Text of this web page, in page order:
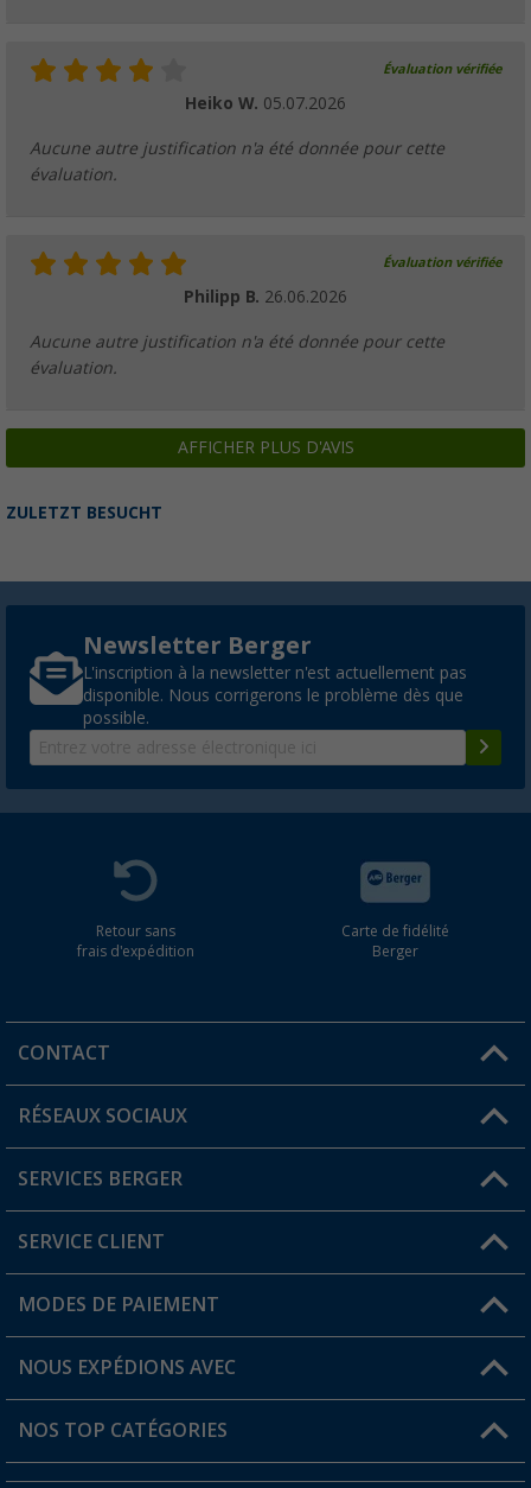
100)
9,99€PVC10,99 €
Seau carré 13 L bleu Berger
(Plus de100)
Évaluation vérifiée
Heiko W. 05.07.2026
Aucune autre justification n'a été donnée pour cette
évaluation.
Évaluation vérifiée
Philipp B. 26.06.2026
Aucune autre justification n'a été donnée pour cette
évaluation.
AFFICHER PLUS D'AVIS
ZULETZT BESUCHT
Newsletter Berger
L'inscription à la newsletter n'est actuellement pas
disponible. Nous corrigerons le problème dès que
possible.
Retour sans
frais d'expédition
Carte de fidélité
Berger
CONTACT
Une question ?
Trouver une magasin
RÉSEAUX SOCIAUX
SERVICES BERGER
Devenir revendeur
Mon compte
Carte de fidélité Berger
SERVICE CLIENT
FAQ et contact
Informations sur l'expédition
Statut de la commande
MODES DE PAIEMENT
NOUS EXPÉDIONS AVEC
NOS TOP CATÉGORIES